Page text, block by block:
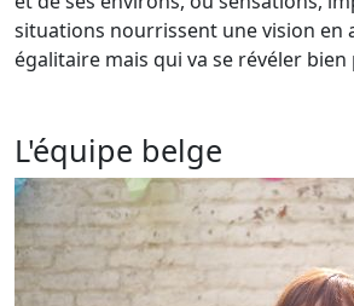
situations nourrissent une vision en
égalitaire mais qui va se révéler bien
L'équipe belge